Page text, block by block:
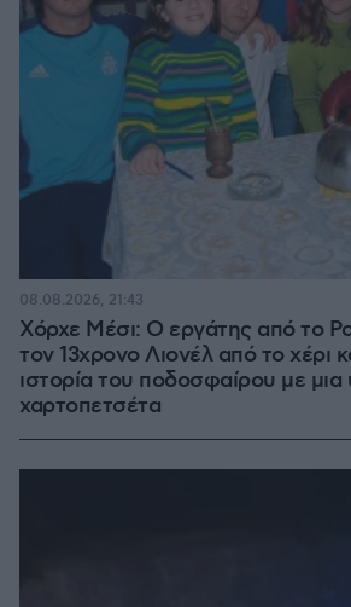
Χόρχε Μέσι: Ο εργάτης από το
τον 13χρονο Λιονέλ από το χέρι
ιστορία του ποδοσφαίρου με
χαρτοπετσέτα
08.08.2026, 21:43